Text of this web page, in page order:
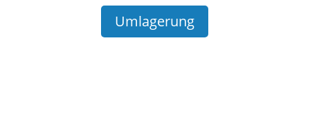
Umlagerung